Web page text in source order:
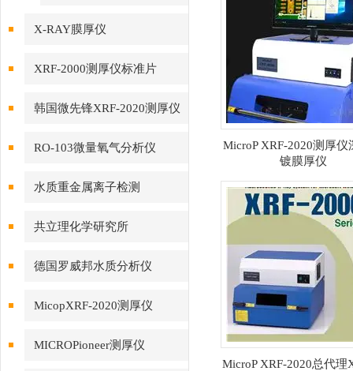
X-RAY膜厚仪
XRF-2000测厚仪标准片
韩国微先锋XRF-2020测厚仪
RO-103微量氧气分析仪
水质重金属离子检测
共立理化学研究所
德国罗威邦水质分析仪
MicopXRF-2020测厚仪
MICROPioneer测厚仪
MicroP XRF-2020测厚仪
镀膜厚仪
MicroP XRF-2020总代理